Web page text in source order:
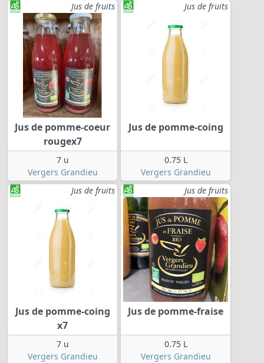
Jus de fruits
Jus de pomme-coeur
rougex7
7 u
Vergers Grandieu
Jus de fruits
Jus de pomme-coing
0.75 L
Vergers Grandieu
Jus de fruits
Jus de pomme-coing
x7
7 u
Vergers Grandieu
Jus de fruits
Jus de pomme-fraise
0.75 L
Vergers Grandieu